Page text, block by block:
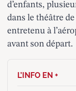
d’enfants,
dans le théâtre
entretenu à
avant son départ.